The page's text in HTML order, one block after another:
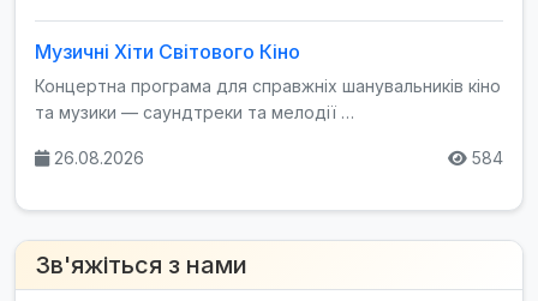
Музичні Хіти Світового Кіно
Концертна програма для справжніх шанувальників кіно
та музики — саундтреки та мелодії …
26.08.2026 584
Зв'яжіться з нами